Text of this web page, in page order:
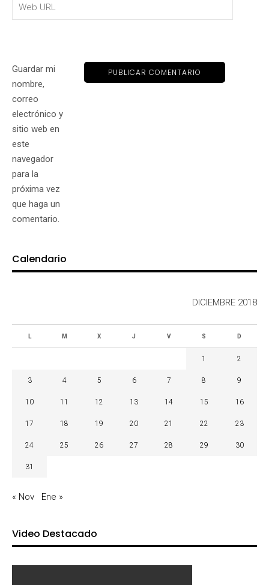
Guardar mi
nombre,
correo
electrónico y
sitio web en
este
navegador
para la
próxima vez
que haga un
comentario.
Calendario
DICIEMBRE 2018
L M X J V S D
1 2
3 4 5 6 7 8 9
10 11 12 13 14 15 16
17 18 19 20 21 22 23
24 25 26 27 28 29 30
31
« Nov Ene »
Video Destacado